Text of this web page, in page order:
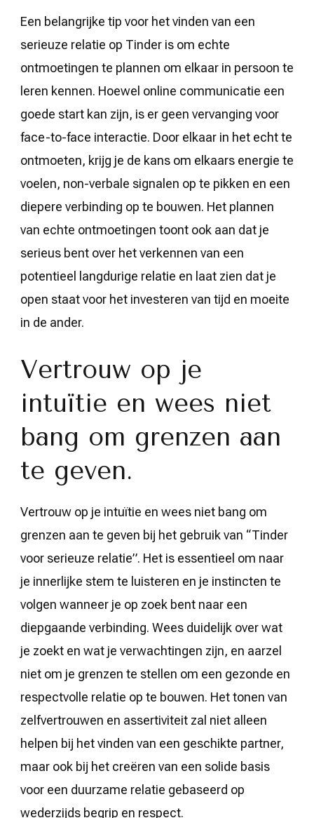
Een belangrijke tip voor het vinden van een
serieuze relatie op Tinder is om echte
ontmoetingen te plannen om elkaar in persoon te
leren kennen. Hoewel online communicatie een
goede start kan zijn, is er geen vervanging voor
face-to-face interactie. Door elkaar in het echt te
ontmoeten, krijg je de kans om elkaars energie te
voelen, non-verbale signalen op te pikken en een
diepere verbinding op te bouwen. Het plannen
van echte ontmoetingen toont ook aan dat je
serieus bent over het verkennen van een
potentieel langdurige relatie en laat zien dat je
open staat voor het investeren van tijd en moeite
in de ander.
Vertrouw op je
intuïtie en wees niet
bang om grenzen aan
te geven.
Vertrouw op je intuïtie en wees niet bang om
grenzen aan te geven bij het gebruik van “Tinder
voor serieuze relatie”. Het is essentieel om naar
je innerlijke stem te luisteren en je instincten te
volgen wanneer je op zoek bent naar een
diepgaande verbinding. Wees duidelijk over wat
je zoekt en wat je verwachtingen zijn, en aarzel
niet om je grenzen te stellen om een gezonde en
respectvolle relatie op te bouwen. Het tonen van
zelfvertrouwen en assertiviteit zal niet alleen
helpen bij het vinden van een geschikte partner,
maar ook bij het creëren van een solide basis
voor een duurzame relatie gebaseerd op
wederzijds begrip en respect.